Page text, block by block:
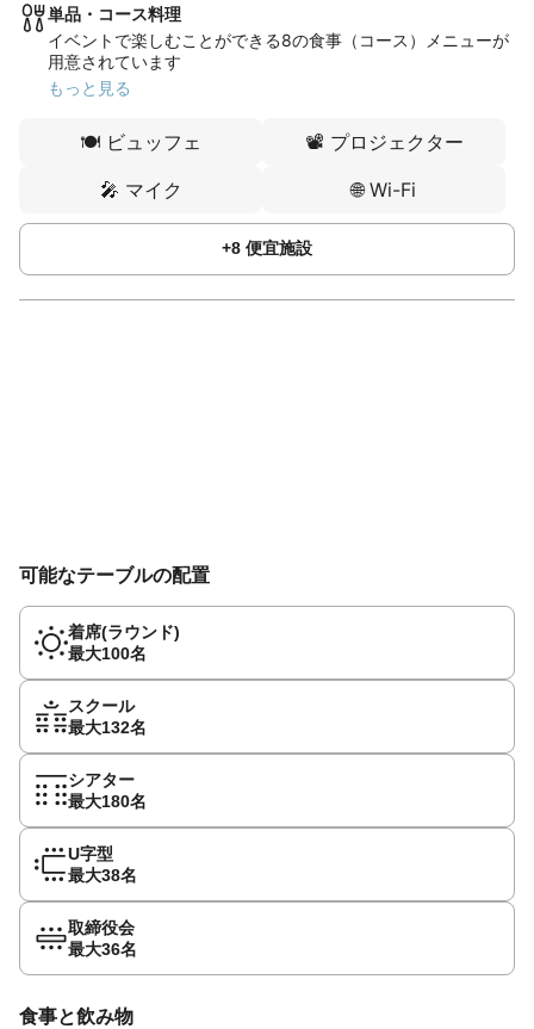
単品・コース料理
イベントで楽しむことができる8の食事（コース）メニューが
用意されています
もっと見る
🍽️ ビュッフェ 📽️ プロジェクター
🎤 マイク 🌐 Wi-Fi
+8 便宜施設
可能なテーブルの配置
着席(ラウンド)
最大100名
スクール
最大132名
シアター
最大180名
U字型
最大38名
取締役会
最大36名
食事と飲み物